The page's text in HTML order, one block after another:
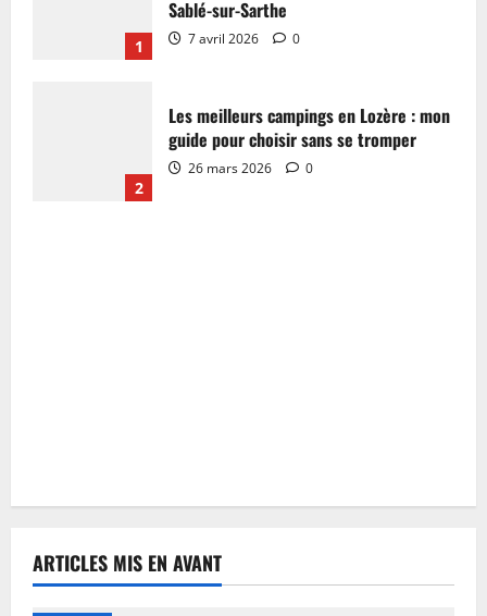
1
Sablé-sur-Sarthe
7 avril 2026 0
2
Les meilleurs campings en Lozère : mon
guide pour choisir sans se tromper
26 mars 2026 0
ARTICLES MIS EN AVANT